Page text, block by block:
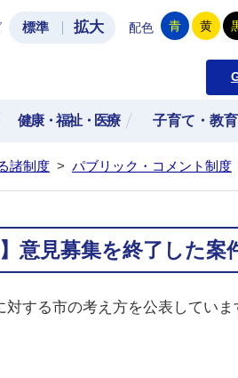
土浦市公式ホームページ
標準 拡大 配色 青 黄
健康・福祉・医療 子育て・教育
諸制度 > パブリック・コメント制度
意見募集を終了した
する市の考え方を公表していま